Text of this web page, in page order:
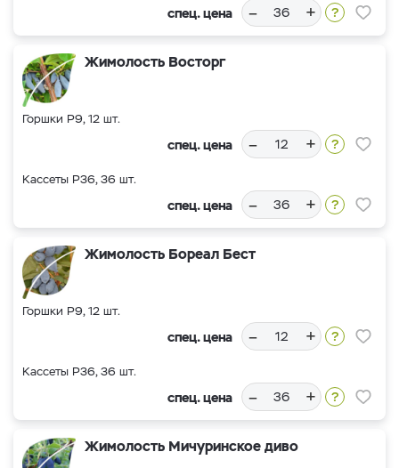
спец. цена – +
Жимолость Восторг
Горшки Р9, 12 шт.
спец. цена – +
Кассеты Р36, 36 шт.
спец. цена – +
Жимолость Бореал Бест
Горшки Р9, 12 шт.
спец. цена – +
Кассеты Р36, 36 шт.
спец. цена – +
Жимолость Мичуринское диво